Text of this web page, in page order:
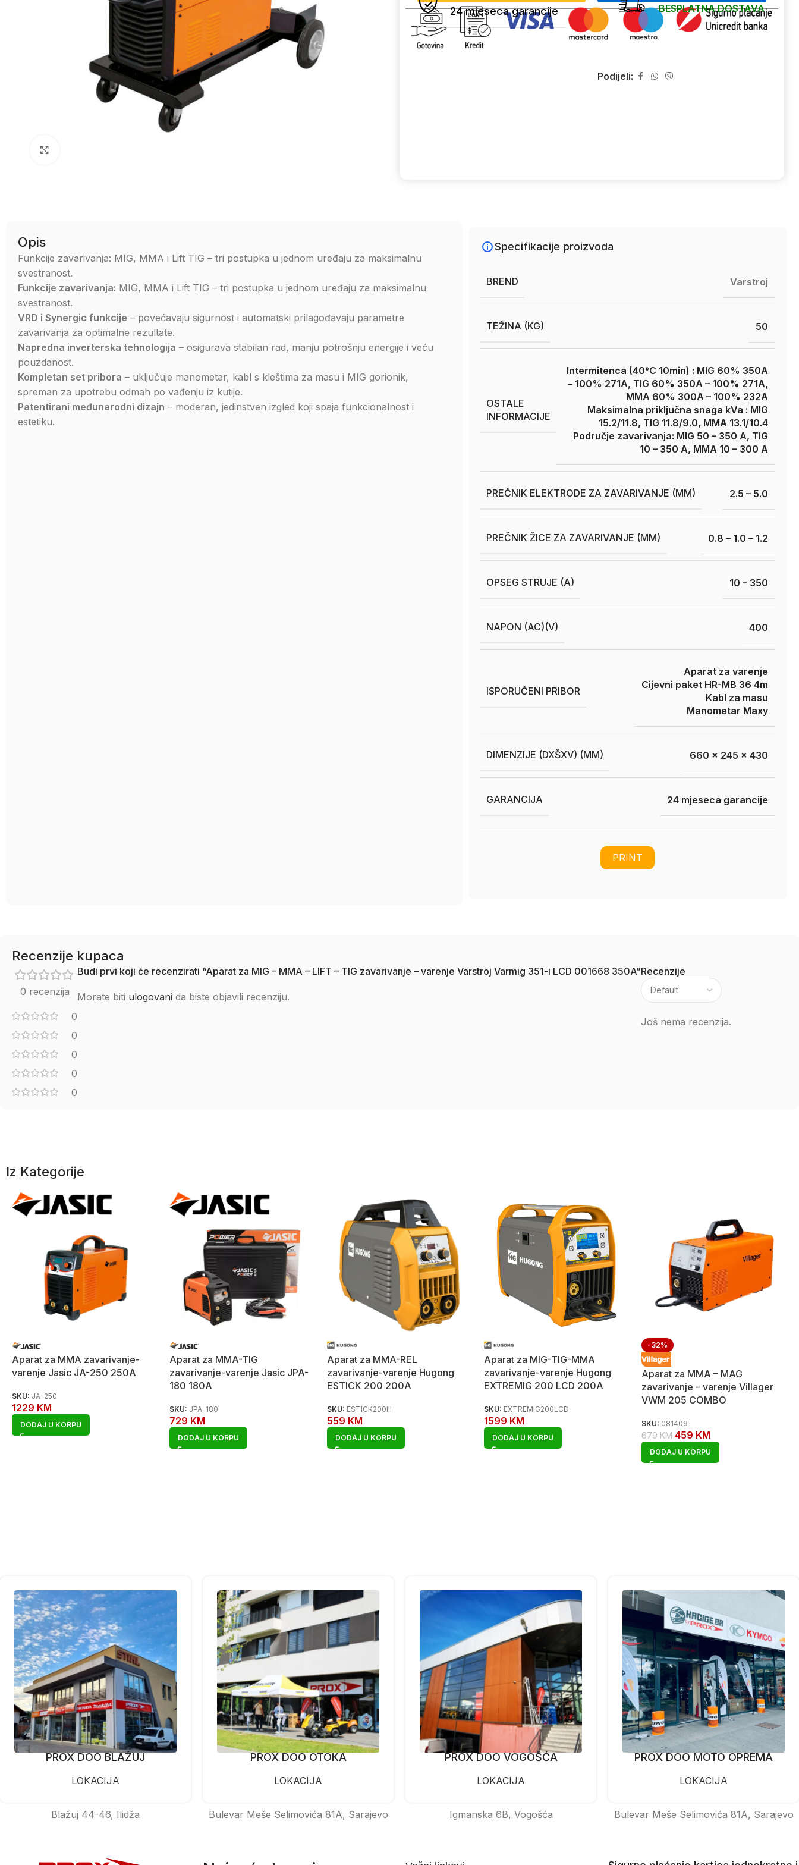
24 mjeseca garancije BESPLATNA DOSTAVA
Podijeli:
Opis
Funkcije zavarivanja: MIG, MMA i Lift TIG – tri postupka u jednom uređaju za maksimalnu
svestranost.
Funkcije zavarivanja: MIG, MMA i Lift TIG – tri postupka u jednom uređaju za maksimalnu
svestranost.
VRD i Synergic funkcije – povećavaju sigurnost i automatski prilagođavaju parametre
zavarivanja za optimalne rezultate.
Napredna inverterska tehnologija – osigurava stabilan rad, manju potrošnju energije i veću
pouzdanost.
Kompletan set pribora – uključuje manometar, kabl s kleštima za masu i MIG gorionik,
spreman za upotrebu odmah po vađenju iz kutije.
Patentirani međunarodni dizajn – moderan, jedinstven izgled koji spaja funkcionalnost i
estetiku.
Specifikacije proizvoda
BREND Varstroj
TEŽINA (KG) 50
OSTALE
INFORMACIJE
Intermitenca (40°C 10min) : MIG 60% 350A
– 100% 271A, TIG 60% 350A – 100% 271A,
MMA 60% 300A – 100% 232A
Maksimalna priključna snaga kVa : MIG
15.2/11.8, TIG 11.8/9.0, MMA 13.1/10.4
Područje zavarivanja: MIG 50 – 350 A, TIG
10 – 350 A, MMA 10 – 300 A
PREČNIK ELEKTRODE ZA ZAVARIVANJE (MM) 2.5 – 5.0
PREČNIK ŽICE ZA ZAVARIVANJE (MM) 0.8 – 1.0 – 1.2
OPSEG STRUJE (A) 10 – 350
NAPON (AC)(V) 400
ISPORUČENI PRIBOR
Aparat za varenje
Cijevni paket HR-MB 36 4m
Kabl za masu
Manometar Maxy
DIMENZIJE (DXŠXV) (MM) 660 x 245 x 430
GARANCIJA 24 mjeseca garancije
PRINT
Recenzije kupaca
0 recenzija
0
0
0
0
0
Recenzije
Još nema recenzija.
Budi prvi koji će recenzirati “Aparat za MIG – MMA – LIFT – TIG zavarivanje – varenje Varstroj Varmig 351-i LCD 001668 350A”
Morate biti ulogovani da biste objavili recenziju.
Iz Kategorije
Aparat za MMA zavarivanje-
varenje Jasic JA-250 250A
SKU: JA-250
1229 KM
DODAJ U KORPU
Aparat za MMA-TIG
zavarivanje-varenje Jasic JPA-
180 180A
SKU: JPA-180
729 KM
DODAJ U KORPU
Aparat za MMA-REL
zavarivanje-varenje Hugong
ESTICK 200 200A
SKU: ESTICK200III
559 KM
DODAJ U KORPU
Aparat za MIG-TIG-MMA
zavarivanje-varenje Hugong
EXTREMIG 200 LCD 200A
SKU: EXTREMIG200LCD
1599 KM
DODAJ U KORPU
-32%
Aparat za MMA – MAG
zavarivanje – varenje Villager
VWM 205 COMBO
SKU: 081409
679KM 459 KM
DODAJ U KORPU
PROX DOO BLAŽUJ
LOKACIJA
Blažuj 44-46, Ilidža
PROX DOO OTOKA
LOKACIJA
Bulevar Meše Selimovića 81A, Sarajevo
PROX DOO VOGOŠĆA
LOKACIJA
Igmanska 6B, Vogošća
PROX DOO MOTO OPREMA
LOKACIJA
Bulevar Meše Selimovića 81A, Sarajevo